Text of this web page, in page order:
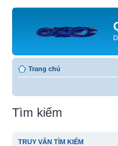
Trang chủ
Tìm kiếm
TRUY VẤN TÌM KIẾM